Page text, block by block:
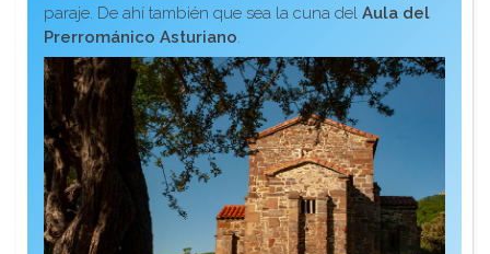
paraje. De ahí también que sea la cuna del Aula del
Prerrománico Asturiano